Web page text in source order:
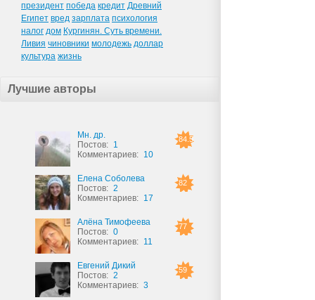
президент победа кредит Древний
Египет вред зарплата психология
налог дом Кургинян. Суть времени.
Ливия чиновники молодежь доллар
культура жизнь
Лучшие авторы
84.5
Мн. др.
Постов: 1
Комментариев: 10
82
Елена Соболева
Постов: 2
Комментариев: 17
77
Алёна Тимофеева
Постов: 0
Комментариев: 11
59
Евгений Дикий
Постов: 2
Комментариев: 3